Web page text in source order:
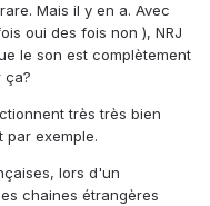
Mais il y en a. Avec
oui des fois non ), NRJ
le son est complètement
ça?
très très bien
par exemple.
lors d'un
chaines étrangères